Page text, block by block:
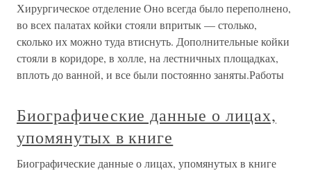
Хирургическое отделение Оно всегда было переполнено,
во всех палатах койки стояли впритык — столько,
сколько их можно туда втиснуть. Дополнительные койки
стояли в коридоре, в холле, на лестничных площадках,
вплоть до ванной, и все были постоянно заняты.Работы
Биографические данные о лицах,
упомянутых в книге
Биографические данные о лицах, упомянутых в книге